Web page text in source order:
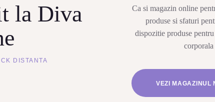
la Diva
DISTANTA
Ca si magazin online
produse si sfaturi
dispozitie produse
VEZI MAGAZINUL